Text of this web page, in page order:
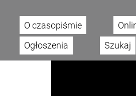
Main menu
O czasopiśmie
Ogłoszenia
Szukaj